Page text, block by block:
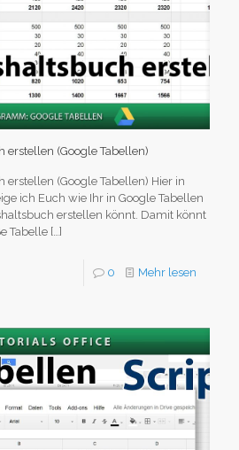
erstellen (Google Tabellen)
erstellen (Google Tabellen) Hier in
ich Euch wie Ihr in Google Tabellen
erstellen könnt. Damit könnt
Tabelle […]
0 Mehr lesen